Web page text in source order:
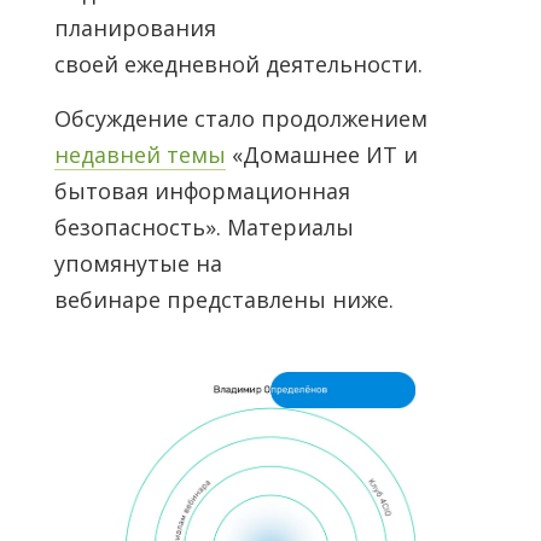
планирования
своей ежедневной деятельности.
Обсуждение стало продолжением
недавней темы «Домашнее ИТ и
бытовая информационная
безопасность». Материалы
упомянутые на
вебинаре представлены ниже.